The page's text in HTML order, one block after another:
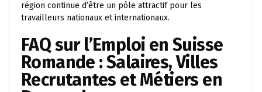
région continue d’être un pôle attractif pour les
travailleurs nationaux et internationaux.
FAQ sur l’Emploi en Suisse
Romande : Salaires, Villes
Recrutantes et Métiers en